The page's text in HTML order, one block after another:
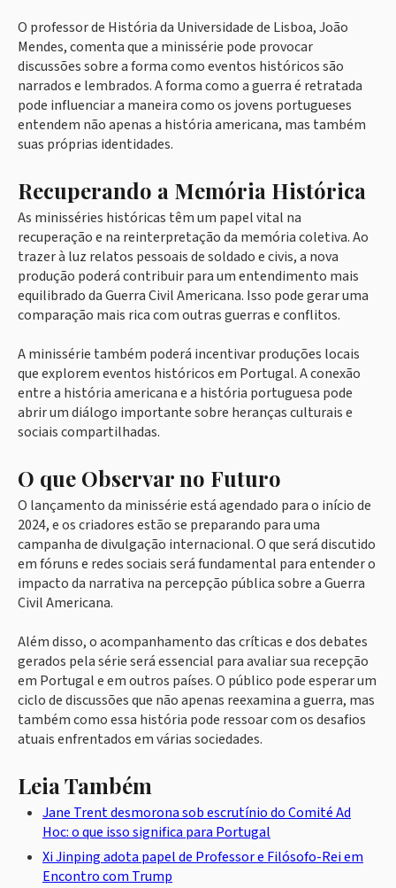
O professor de História da Universidade de Lisboa, João
Mendes, comenta que a minissérie pode provocar
discussões sobre a forma como eventos históricos são
narrados e lembrados. A forma como a guerra é retratada
pode influenciar a maneira como os jovens portugueses
entendem não apenas a história americana, mas também
suas próprias identidades.
Recuperando a Memória Histórica
As minisséries históricas têm um papel vital na
recuperação e na reinterpretação da memória coletiva. Ao
trazer à luz relatos pessoais de soldado e civis, a nova
produção poderá contribuir para um entendimento mais
equilibrado da Guerra Civil Americana. Isso pode gerar uma
comparação mais rica com outras guerras e conflitos.
A minissérie também poderá incentivar produções locais
que explorem eventos históricos em Portugal. A conexão
entre a história americana e a história portuguesa pode
abrir um diálogo importante sobre heranças culturais e
sociais compartilhadas.
O que Observar no Futuro
O lançamento da minissérie está agendado para o início de
2024, e os criadores estão se preparando para uma
campanha de divulgação internacional. O que será discutido
em fóruns e redes sociais será fundamental para entender o
impacto da narrativa na percepção pública sobre a Guerra
Civil Americana.
Além disso, o acompanhamento das críticas e dos debates
gerados pela série será essencial para avaliar sua recepção
em Portugal e em outros países. O público pode esperar um
ciclo de discussões que não apenas reexamina a guerra, mas
também como essa história pode ressoar com os desafios
atuais enfrentados em várias sociedades.
Leia Também
Jane Trent desmorona sob escrutínio do Comité Ad
Hoc: o que isso significa para Portugal
Xi Jinping adota papel de Professor e Filósofo-Rei em
Encontro com Trump